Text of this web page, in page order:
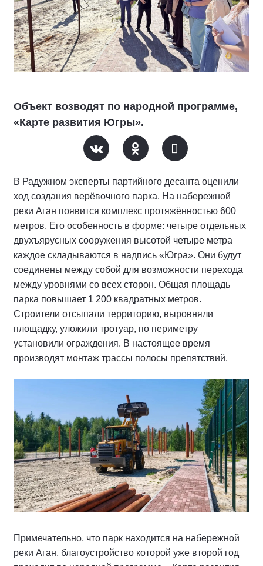
Объект возводят по народной программе,
«Карте развития Югры».
В Радужном эксперты партийного десанта оценили
ход создания верёвочного парка. На набережной
реки Аган появится комплекс протяжённостью 600
метров. Его особенность в форме: четыре отдельных
двухъярусных сооружения высотой четыре метра
каждое складываются в надпись «Югра». Они будут
соединены между собой для возможности перехода
между уровнями со всех сторон. Общая площадь
парка повышает 1 200 квадратных метров.
Строители отсыпали территорию, выровняли
площадку, уложили тротуар, по периметру
установили ограждения. В настоящее время
производят монтаж трассы полосы препятствий.
Примечательно, что парк находится на набережной
реки Аган, благоустройство которой уже второй год